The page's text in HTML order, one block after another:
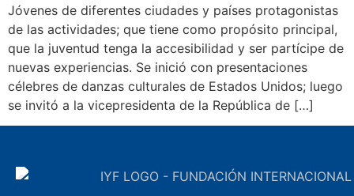
Jóvenes de diferentes ciudades y países protagonistas
de las actividades; que tiene como propósito principal,
que la juventud tenga la accesibilidad y ser partícipe de
nuevas experiencias. Se inició con presentaciones
célebres de danzas culturales de Estados Unidos; luego
se invitó a la vicepresidenta de la República de […]